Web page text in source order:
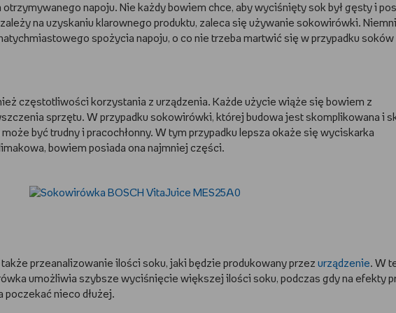
napoju. Nie każdy bowiem chce, aby wyciśnięty sok był gęsty i
na uzyskaniu klarownego produktu, zaleca się używanie sokowirówki.
spożycia napoju, o co nie trzeba martwić się w przypadku soków
częstotliwości korzystania z urządzenia. Każde użycie wiąże się bowiem z
sprzętu. W przypadku sokowirówki, której budowa jest skomplikowana i
być trudny i pracochłonny. W tym przypadku lepsza okaże się wyciskarka
bowiem posiada ona najmniej części.
przeanalizowanie ilości soku, jaki będzie produkowany przez urządzenie. W
umożliwia szybsze wyciśnięcie większej ilości soku, podczas gdy na efekty
nieco dłużej.